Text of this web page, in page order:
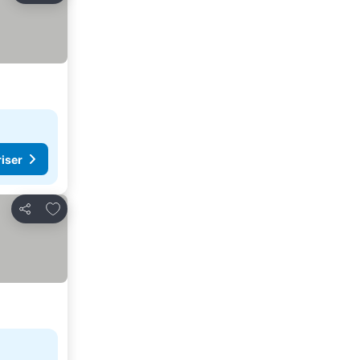
Del
Legg til i favoritter